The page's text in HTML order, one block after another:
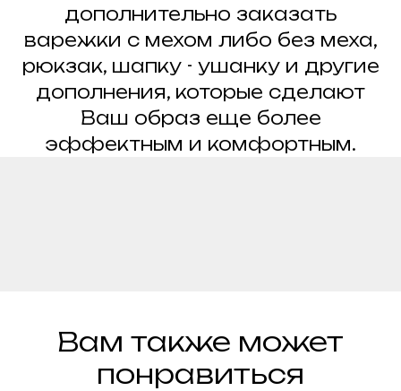
дополнительно заказать
варежки с мехом либо без меха,
рюкзак, шапку - ушанку и другие
дополнения, которые сделают
Ваш образ еще более
эффектным и комфортным.
Вам также может
понравиться